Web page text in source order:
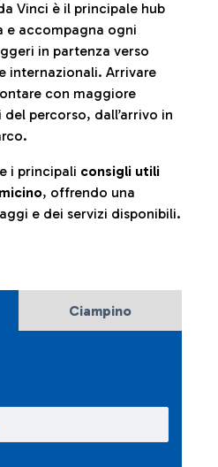
Vinci è il principale hub
e accompagna ogni
in partenza verso
internazionali. Arrivare
con maggiore
percorso, dall’arrivo in
i principali consigli utili
, offrendo una
e dei servizi disponibili.
Ciampino